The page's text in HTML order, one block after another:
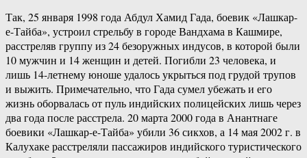
Так, 25 января 1998 года Абдул Хамид Гада, боевик «Лашкар-
е-Тайба», устроил стрельбу в городе Вандхама в Кашмире,
расстреляв группу из 24 безоружных индусов, в которой были
10 мужчин и 14 женщин и детей. Погибли 23 человека, и
лишь 14-летнему юноше удалось укрыться под грудой трупов
и выжить. Примечательно, что Гада сумел убежать и его
жизнь оборвалась от пуль индийских полицейских лишь через
два года после расстрела. 20 марта 2000 года в Анантнаге
боевики «Лашкар-е-Тайба» убили 36 сикхов, а 14 мая 2002 г. в
Калухаке расстреляли пассажиров индийского туристического